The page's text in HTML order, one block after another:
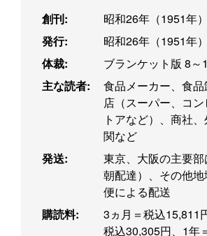
創刊:
昭和26年（1951年
発行:
昭和26年（1951年
体裁:
ブランケット版 8～
主な読者:
食品メーカー、食
店（スーパー、コ
トアなど）、商社
関など
発送:
東京、大阪の主要
朝配達）、その他
便による配送
購読料:
3ヵ月＝税込15,811
税込30,305円、1年